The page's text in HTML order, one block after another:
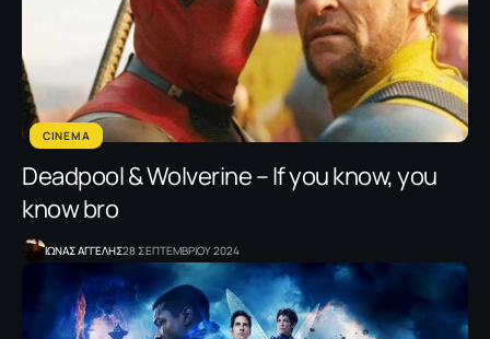
CINEMA
Deadpool & Wolverine – If you know, you
know bro
ΙΩΝΑΣ ΑΓΓΕΛΗΣ28 ΣΕΠΤΕΜΒΡΙΟΥ 2024